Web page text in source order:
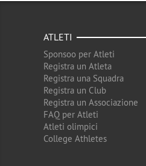
ATLETI
Sponsoo per Atleti
Registra un Atleta
Registra una Squadra
Registra un Club
Registra un Associazione
FAQ per Atleti
Atleti olimpici
College Athletes